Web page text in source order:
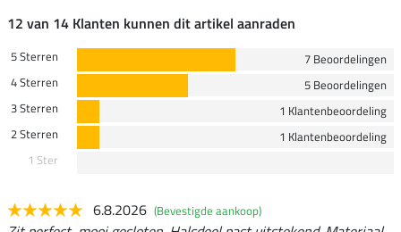
12 van 14 Klanten kunnen dit artikel aanraden
5 Sterren
7 Beoordelingen
4 Sterren
5 Beoordelingen
3 Sterren
1 Klantenbeoordeling
2 Sterren
1 Klantenbeoordeling
1 Ster
6.8.2026 (Bevestigde aankoop)